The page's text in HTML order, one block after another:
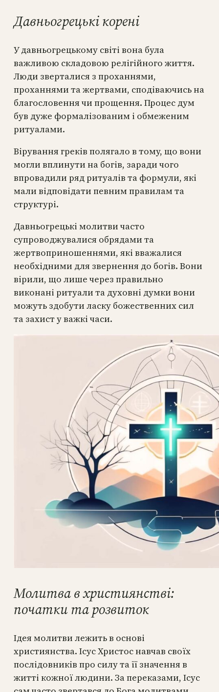
Давньогрецькі корені
У давньогрецькому світі вона була
важливою складовою релігійного життя.
Люди зверталися з проханнями,
проханнями та жертвами, сподіваючись на
благословення чи прощення. Процес дум
був дуже формалізованим і обмеженим
ритуалами.
Вірування греків полягало в тому, що вони
могли вплинути на богів, заради чого
впровадили ряд ритуалів та формули, які
мали відповідати певним правилам та
структурі.
Давньогрецькі молитви часто
супроводжувалися обрядами та
жертвоприношеннями, які вважалися
необхідними для звернення до богів. Вони
вірили, що лише через правильно
виконані ритуали та духовні думки вони
можуть здобути ласку божественних сил
та захист у важкі часи.
Молитва в християнстві:
початки та розвиток
Ідея молитви лежить в основі
християнства. Ісус Христос навчав своїх
послідовників про силу та її значення в
житті кожної людини. За переказами, Ісус